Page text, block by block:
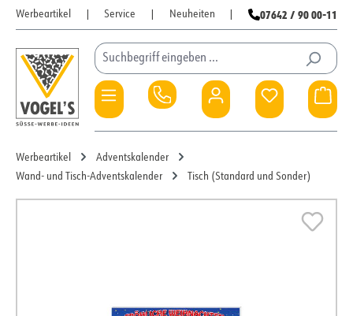
Zum Hauptinhalt springen
Werbeartikel Service Neuheiten 07642 / 90 00-11
Du hast 0
Werbeartikel
Adventskalender
Wand- und Tisch-Adventskalender
Tisch (Standard und Sonder)